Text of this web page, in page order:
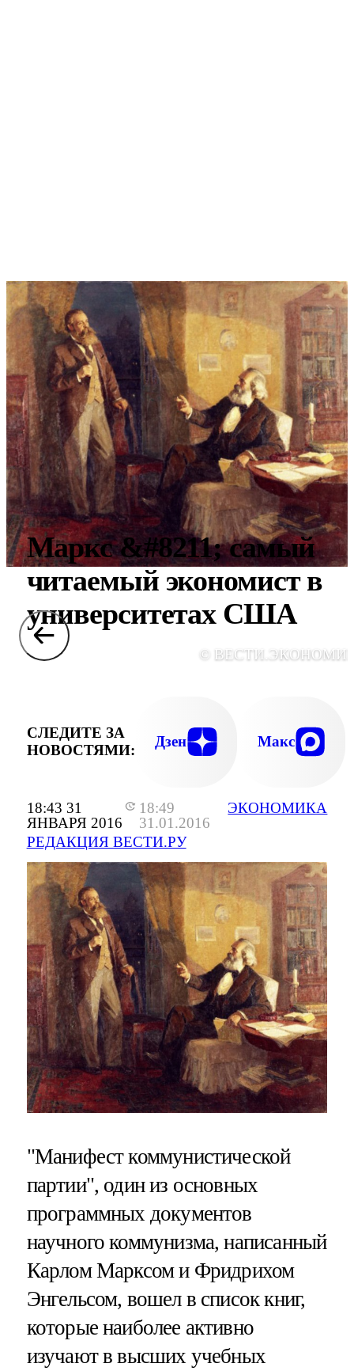
18:43 31
ЯНВАРЯ 2016
18:49
31.01.2016
РЕДАКЦИЯ ВЕСТИ.РУ
ЭКОНОМИКА
Маркс &#8211; самый
читаемый экономист в
университетах США
©
СЛЕДИТЕ ЗА
НОВОСТЯМИ:
Дзен Макс
"Манифест коммунистической
партии", один из основных
программных документов
научного коммунизма, написанный
Карлом Марксом и Фридрихом
Энгельсом, вошел в список книг,
которые наиболее активно
изучают в высших учебных